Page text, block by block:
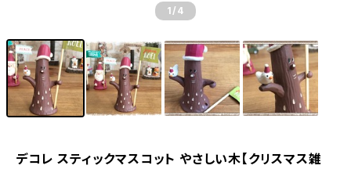
1 /4
デコレ スティックマスコット やさしい木【クリスマス雑